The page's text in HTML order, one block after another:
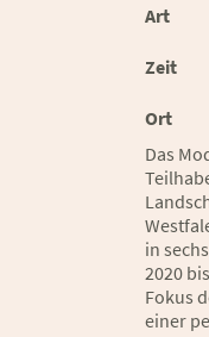
Art
Zeit
Ort
Das
in
2020
Fokus
einer